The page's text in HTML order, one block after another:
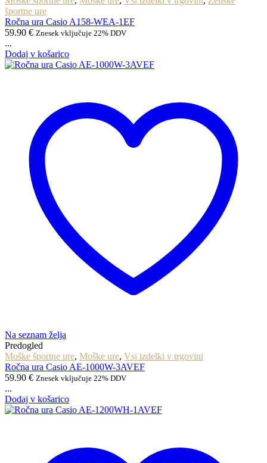
športne ure
Ročna ura Casio A158-WEA-1EF
59.90 € Znesek vključuje 22% DDV
...
Dodaj v košarico
Na seznam želja
Predogled
Moške športne ure, Moške ure, Vsi izdelki v trgovini
Ročna ura Casio AE-1000W-3AVEF
59.90 € Znesek vključuje 22% DDV
...
Dodaj v košarico